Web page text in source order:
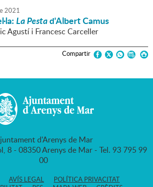
2021
La Pestad'Albert Camus
Agustí i Francesc Carceller
Compartir
d'Arenys de Mar
8 - 08350 Arenys de Mar - Tel. 93 795 99
00
AVÍS LEGAL
POLÍTICA PRIVACITAT